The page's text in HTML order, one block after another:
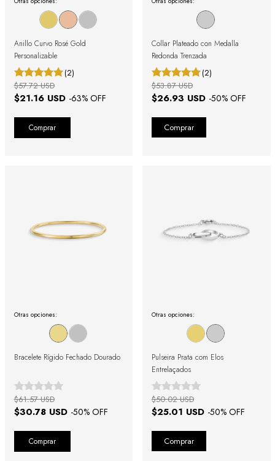
Anillo Curvo Rosé Gold
Personalizable
(2)
$21.16 USD -63% OFF
$57.72 USD
Comprar
Collar Plateado con Medalla
Redonda Trenzada
(2)
$26.93 USD -50% OFF
$53.87 USD
Otras opciones:
Bracelete Rígido Fechado Dourado
$30.78 USD -50% OFF
$61.57 USD
Comprar
Otras opciones:
Pulseira Prata com Elos
Entrelaçados
$25.01 USD -50% OFF
$50.02 USD